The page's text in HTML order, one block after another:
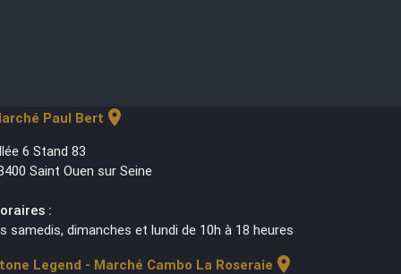
Paul Bert location_on
6 Stand 83
Saint Ouen sur Seine
:
samedis, dimanches et lundi de 10h à 18 heures
Legend - Marché Cambo La Roseraie location_on